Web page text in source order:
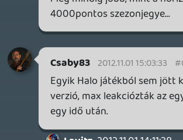
Igen szeretnék. Reach multival majdnem
fél évig játszottunk szinte minden nap...
casper007
Ha szeretnél később a DLC-kkel is játszani,
akkor mindenképp megéri.
mightwork 2012.11.01 12:42:00